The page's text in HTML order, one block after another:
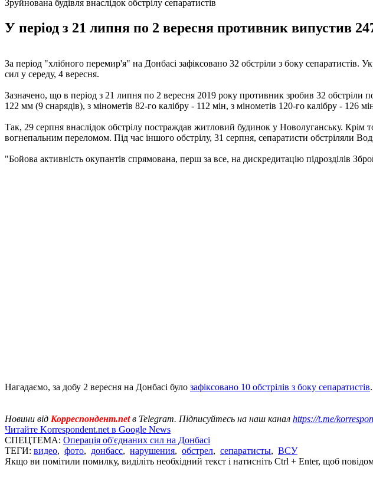
Зруйнована будівля внаслідок обстрілу сепаратистів
У період з 21 липня по 2 вересня противник випустив
За період "хлібного перемир'я" на Донбасі зафіксовано 32 обстріли з боку
сил у середу, 4 вересня.
Зазначено, що в період з 21 липня по 2 вересня 2019 року противник зробив 32 обстріли
122 мм (9 снарядів), з мінометів 82-го калібру - 112 мін, з мінометів 120-го калібру - 126
Так, 29 серпня внаслідок обстрілу постраждав житловий будинок у Новолуганську. Крім
вогнепальним переломом. Під час іншого обстрілу, 31 серпня, сепаратисти обстріляли
"Бойова активність окупантів спрямована, перш за все, на дискредитацію підрозділів
Нагадаємо, за добу 2 вересня на Донбасі було зафіксовано 10 обстрілів з боку сепаратистів
Новини від Корреспондент.netв Telegram. Підписуйтесь на наш канал https://t.me/
Читайте Korrespondent.net в Google News
СПЕЦТЕМА: Операція об'єднаних сил на Донбасі
ТЕГИ: видео, фото, донбасс, нарушения, обстрел, сепаратисты, ВСУ
Якщо ви помітили помилку, виділіть необхідний текст і натисніть Ctrl + Enter, щоб